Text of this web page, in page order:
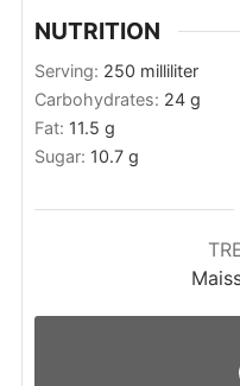
NUTRITION
Serving: 250 milliliter
Carbohydrates: 24 g
Fat: 11.5 g
Sugar: 10.7 g